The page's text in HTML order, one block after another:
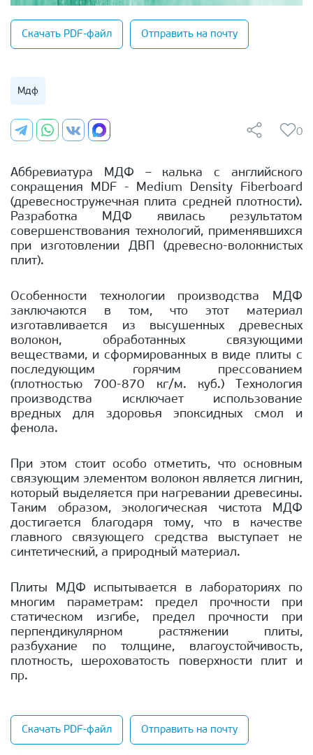
Скачать PDF-файл Отправить на почту
Мдф
0
Аббревиатура МДФ – калька с английского
сокращения MDF - Medium Density Fiberboard
(древесностружечная плита средней плотности).
Разработка МДФ явилась результатом
совершенствования технологий, применявшихся
при изготовлении ДВП (древесно-волокнистых
плит).
Особенности технологии производства МДФ
заключаются в том, что этот материал
изготавливается из высушенных древесных
волокон, обработанных связующими
веществами, и сформированных в виде плиты с
последующим горячим прессованием
(плотностью 700-870 кг/м. куб.) Технология
производства исключает использование
вредных для здоровья эпоксидных смол и
фенола.
При этом стоит особо отметить, что основным
связующим элементом волокон является лигнин,
который выделяется при нагревании древесины.
Таким образом, экологическая чистота МДФ
достигается благодаря тому, что в качестве
главного связующего средства выступает не
синтетический, а природный материал.
Плиты МДФ испытывается в лабораториях по
многим параметрам: предел прочности при
статическом изгибе, предел прочности при
перпендикулярном растяжении плиты,
разбухание по толщине, влагоустойчивость,
плотность, шероховатость поверхности плит и
пр.
Скачать PDF-файл Отправить на почту